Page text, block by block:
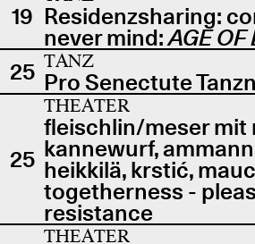
19 Residenzsharing:
never mind:AGE OF
25 TANZ
Pro Senectute
25
THEATER
fleischlin/meser mit
kannewurf,
heikkilä, krstić,
togetherness -
resistance
THEATER